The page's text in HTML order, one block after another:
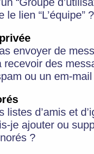
le lien “L’équipe” ?
envoyer de
recevoir des
ou un em-
listes d’amis et
je ajouter ou
?